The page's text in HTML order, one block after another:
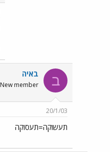
ב באיה
New member
20/1/03
תעשוקה=תעסוקה